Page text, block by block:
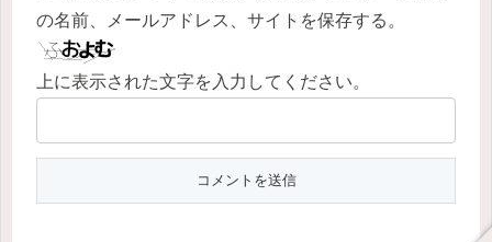
の名前、メールアドレス、サイトを保存する。
上に表示された文字を入力してください。